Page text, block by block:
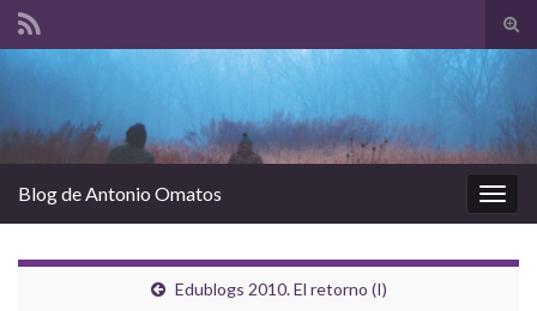
el
la
Blog de Antonio Omatos
Edublogs 2010. El retorno (I)